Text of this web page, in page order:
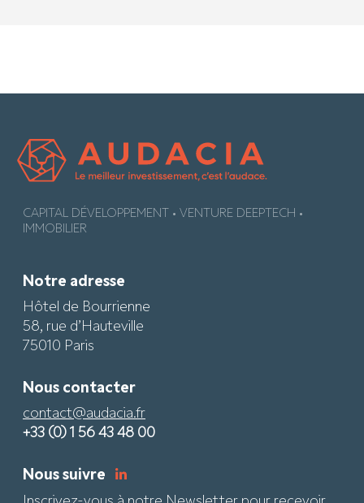
CAPITAL DÉVELOPPEMENT • VENTURE DEEPTECH •
IMMOBILIER
Notre adresse
Hôtel de Bourrienne
58, rue d’Hauteville
75010 Paris
Nous contacter
contact@audacia.fr
+33 (0) 1 56 43 48 00
Nous suivre